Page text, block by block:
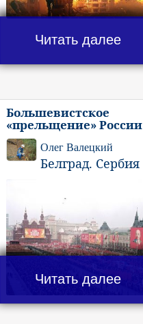
Читать далее
Большевистское
«прельщение» России
Олег Валецкий
Белград. Сербия
Читать далее